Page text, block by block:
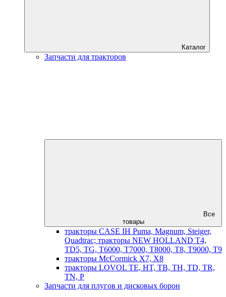
Каталог
Запчасти для тракторов
Все
товары
тракторы CASE IH Puma, Magnum, Steiger,
Quadtrac; тракторы NEW HOLLAND T4,
TD5, TG, T6000, T7000, T8000, T8, T9000, T9
тракторы McCormick X7, X8
тракторы LOVOL TE, HT, TB, TH, TD, TR,
TN, P
Запчасти для плугов и дисковых борон